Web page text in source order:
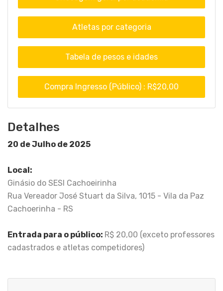
Detalhes
20 de Julho de 2025
Local:
Ginásio do SESI Cachoeirinha
Rua Vereador José Stuart da Silva, 1015 - Vila da Paz
Cachoerinha - RS
Entrada para o público: R$ 20,00 (exceto professores
cadastrados e atletas competidores)
Atletas por categoria
Tabela de pesos e idades
Compra Ingresso (Público) : R$20,00